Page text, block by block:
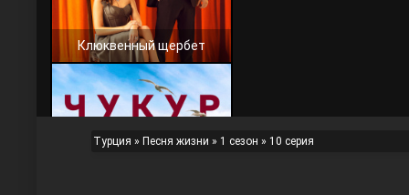
Клюквенный щербет
Турция » Песня жизни » 1 сезон » 10 серия